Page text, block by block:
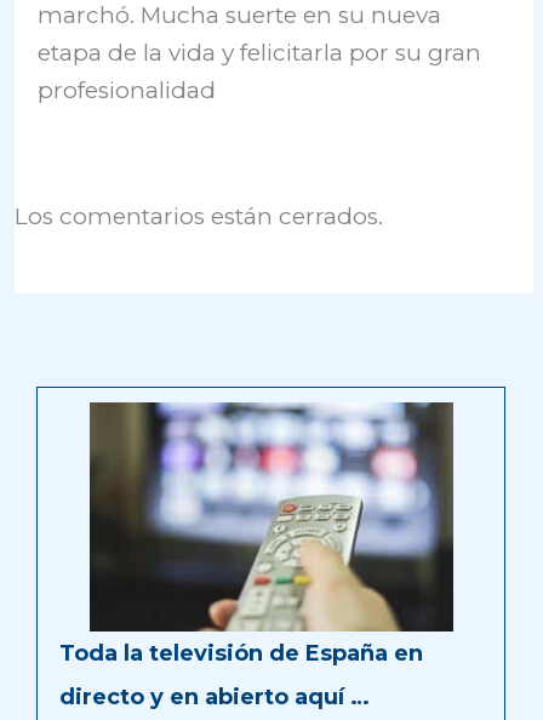
marchó. Mucha suerte en su nueva
etapa de la vida y felicitarla por su gran
profesionalidad
Los comentarios están cerrados.
Toda la televisión de España en
directo y en abierto aquí …